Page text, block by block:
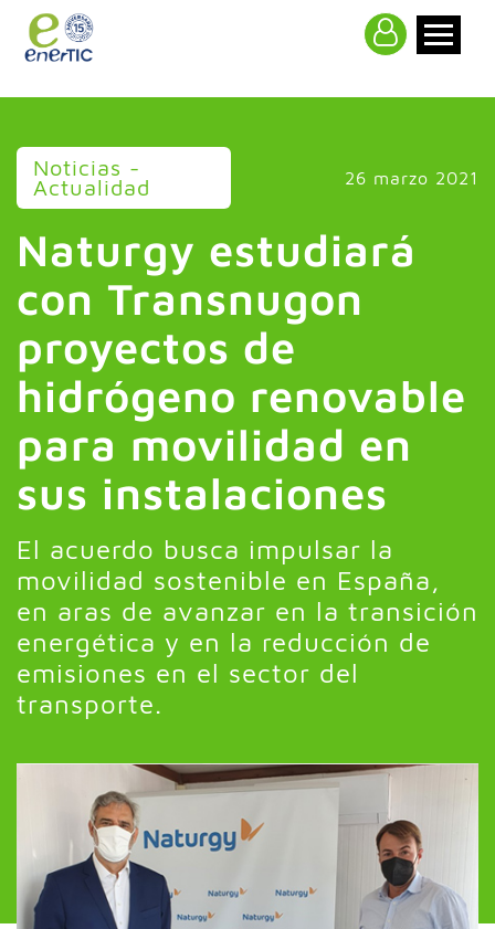
Noticias -
Actualidad 26 marzo 2021
Naturgy estudiará
con Transnugon
proyectos de
hidrógeno renovable
para movilidad en
sus instalaciones
El acuerdo busca impulsar la
movilidad sostenible en España,
en aras de avanzar en la transición
energética y en la reducción de
emisiones en el sector del
transporte.